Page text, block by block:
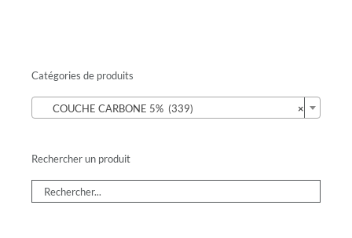
Catégories de produits
×
COUCHE CARBONE 5% (339)
Rechercher un produit